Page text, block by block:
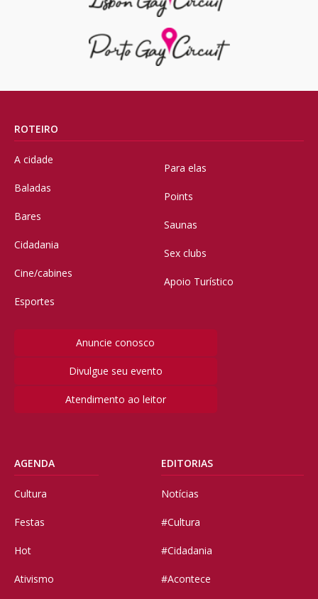
ROTEIRO
A cidade
Baladas
Bares
Cidadania
Cine/cabines
Esportes
Para elas
Points
Saunas
Sex clubs
Apoio Turístico
Anuncie conosco
Divulgue seu evento
Atendimento ao leitor
AGENDA
Cultura
Festas
Hot
Ativismo
EDITORIAS
Notícias
#Cultura
#Cidadania
#Acontece